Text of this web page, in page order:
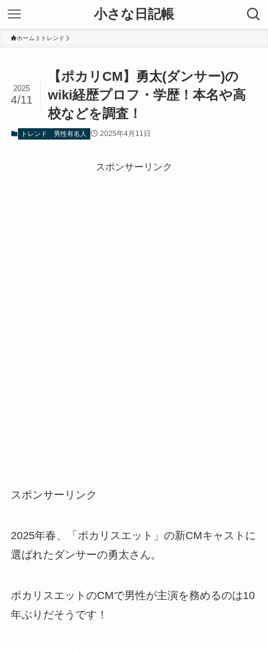
小さな日記帳
ホーム トレンド
【ポカリCM】勇太(ダンサー)の
wiki経歴プロフ・学歴！本名や高
校などを調査！
2025
4/11
トレンド 男性有名人 2025年4月11日
スポンサーリンク
スポンサーリンク
2025年春、「ポカリスエット」の新CMキャストに
選ばれたダンサーの勇太さん。
ポカリスエットのCMで男性が主演を務めるのは10
年ぶりだそうです！